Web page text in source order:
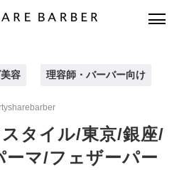
容 理容師・バーバー向け
タイル/東京/銀座/
ーマ/フェザーパー